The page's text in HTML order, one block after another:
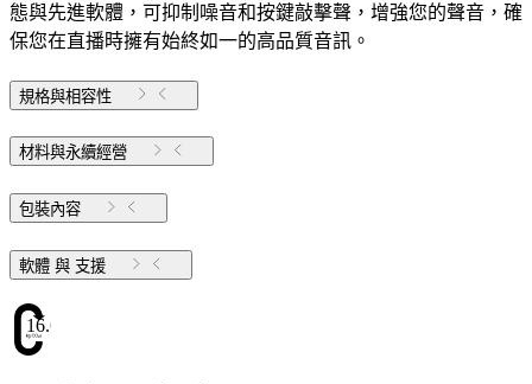
態與先進軟體，可抑制噪音和按鍵敲擊聲，增強您的聲音，確
保您在直播時擁有始終如一的高品質音訊。
規格與相容性
材料與永續經營
包裝內容
軟體 與 支援
16.69